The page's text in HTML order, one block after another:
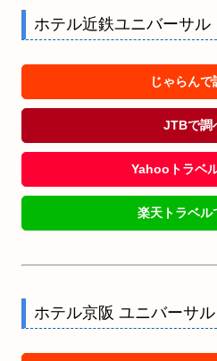
ホテル近鉄ユニバーサル
じゃらんで
JTBで調
Yahooトラベ
楽天トラベル
ホテル京阪 ユニバーサ